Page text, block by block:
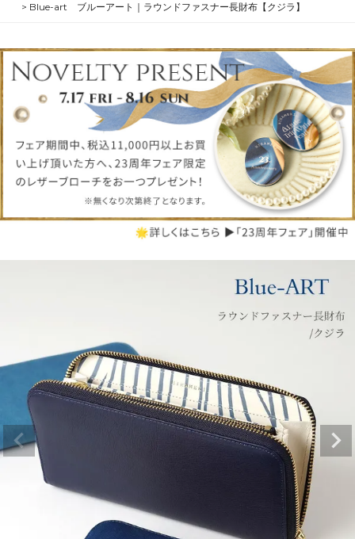
Blue-art ブルーアート｜ラウンドファスナー長財布【クジラ】